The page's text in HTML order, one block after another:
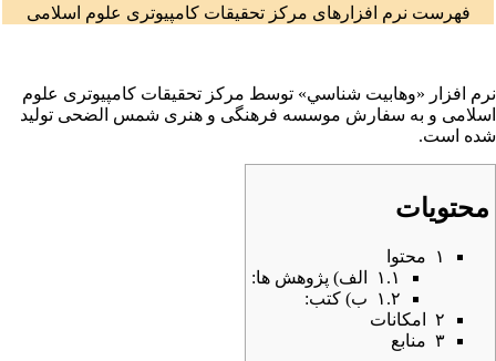
فهرست نرم افزارهای مرکز تحقیقات کامپیوتری علوم اسلامی
نرم افزار «وهابيت شناسي» توسط مرکز تحقیقات کامپیوتری علوم
اسلامی و به سفارش موسسه فرهنگی و هنری شمس الضحی تولید
شده است.
محتویات
۱
محتوا
۱.۱
الف) پژوهش ها:
۱.۲
ب) کتب:
۲
امکانات
۳ منابع